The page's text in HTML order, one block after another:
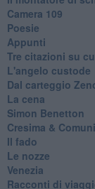
Camera 109
Poesie
Appunti
Tre citazioni su
L'angelo custode
Dal carteggio
La cena
Simon Benetton
Cresima &
Il fado
Le nozze
Venezia
Racconti di